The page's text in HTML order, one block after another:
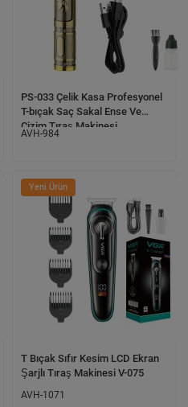
PS-033 Çelik Kasa Profesyonel
T-bıçak Saç Sakal Ense Ve
Çizim Tıraş Makinesi
AVH-984
Yeni Ürün
T Bıçak Sıfır Kesim LCD Ekran
Şarjlı Tıraş Makinesi V-075
AVH-1071